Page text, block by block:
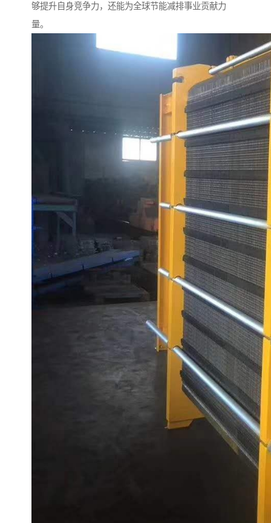
够提升自身竞争力，还能为全球节能减排事业贡献力
量。